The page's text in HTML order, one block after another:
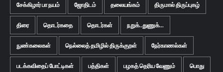
சேக்கிழார் பா நயம் ஜோதிடம் தலையங்கம் திருமால் திருப்புகழ்
திரை தொடர்கதை தொடர்கள் நறுக்..துணுக்...
நுண்கலைகள் நெல்லைத் தமிழில் திருக்குறள் நேர்காணல்கள்
படக்கவிதைப் போட்டிகள் பத்திகள் பழகத் தெரிய வேணும் பொது